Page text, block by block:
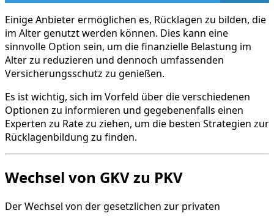
Einige Anbieter ermöglichen es, Rücklagen zu bilden, die
im Alter genutzt werden können. Dies kann eine
sinnvolle Option sein, um die finanzielle Belastung im
Alter zu reduzieren und dennoch umfassenden
Versicherungsschutz zu genießen.
Es ist wichtig, sich im Vorfeld über die verschiedenen
Optionen zu informieren und gegebenenfalls einen
Experten zu Rate zu ziehen, um die besten Strategien zur
Rücklagenbildung zu finden.
Wechsel von GKV zu PKV
Der Wechsel von der gesetzlichen zur privaten